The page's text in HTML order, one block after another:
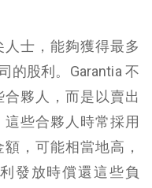
士，能夠獲得最多
的股利。Garantia 不
夥人，而是以賣出
些合夥人時常採用
，可能相當地高，
發放時償還這些負